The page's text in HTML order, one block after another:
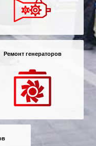
Ремонт генераторов